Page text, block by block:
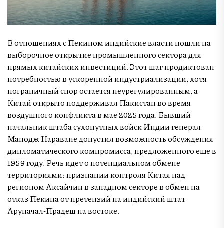
В отношениях с Пекином индийские власти пошли на
выборочное открытие промышленного сектора для
прямых китайских инвестиций. Этот шаг продиктован
потребностью в ускоренной индустриализации, хотя
пограничный спор остается неурегулированным, а
Китай открыто поддерживал Пакистан во время
воздушного конфликта в мае 2025 года. Бывший
начальник штаба сухопутных войск Индии генерал
Манодж Нараване допустил возможность обсуждения
дипломатического компромисса, предложенного еще в
1959 году. Речь идет о потенциальном обмене
территориями: признании контроля Китая над
регионом Аксайчин в западном секторе в обмен на
отказ Пекина от претензий на индийский штат
Аруначал-Прадеш на востоке.